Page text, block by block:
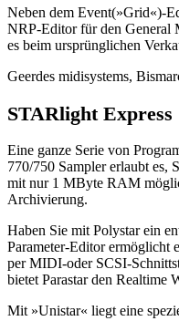
Neben dem Event(»Grid«)-
NRP-Editor für den General
es beim ursprünglichen
Geerdes midisystems,
STARlight Express
Eine ganze Serie von
770/750 Sampler erlaubt es,
mit nur 1 MByte RAM
Archivierung.
Haben Sie mit Polystar ein
Parameter-Editor ermöglicht
per MIDI-oder SCSI-
bietet Parastar den Realtime
Mit »Unistar« liegt eine